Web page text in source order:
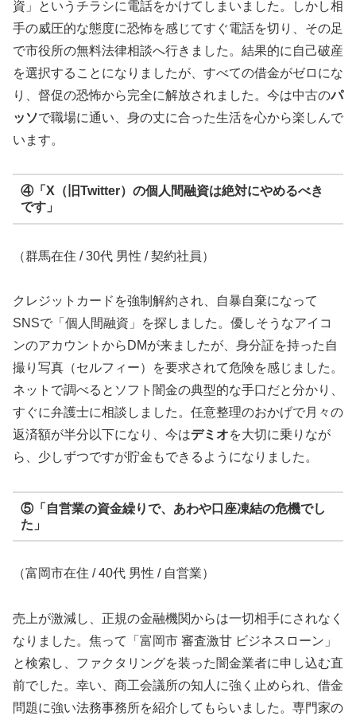
資」というチラシに電話をかけてしまいました。しかし相
手の威圧的な態度に恐怖を感じてすぐ電話を切り、その足
で市役所の無料法律相談へ行きました。結果的に自己破産
を選択することになりましたが、すべての借金がゼロにな
り、督促の恐怖から完全に解放されました。今は中古のパ
ッソで職場に通い、身の丈に合った生活を心から楽しんで
います。
④「X（旧Twitter）の個人間融資は絶対にやめるべき
です」
（群馬在住 / 30代 男性 / 契約社員）
クレジットカードを強制解約され、自暴自棄になって
SNSで「個人間融資」を探しました。優しそうなアイコ
ンのアカウントからDMが来ましたが、身分証を持った自
撮り写真（セルフィー）を要求されて危険を感じました。
ネットで調べるとソフト闇金の典型的な手口だと分かり、
すぐに弁護士に相談しました。任意整理のおかげで月々の
返済額が半分以下になり、今はデミオを大切に乗りなが
ら、少しずつですが貯金もできるようになりました。
⑤「自営業の資金繰りで、あわや口座凍結の危機でし
た」
（富岡市在住 / 40代 男性 / 自営業）
売上が激減し、正規の金融機関からは一切相手にされなく
なりました。焦って「富岡市 審査激甘 ビジネスローン」
と検索し、ファクタリングを装った闇金業者に申し込む直
前でした。幸い、商工会議所の知人に強く止められ、借金
問題に強い法務事務所を紹介してもらいました。専門家の